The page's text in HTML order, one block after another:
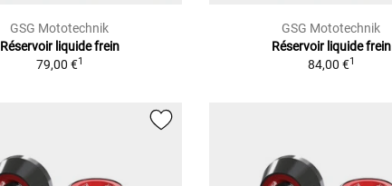
GSG Mototechnik
Réservoir liquide frein
79,00 €1
GSG Mototechnik
Réservoir liquide frein
84,00 €1